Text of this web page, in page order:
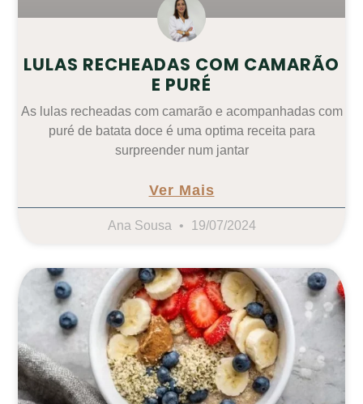
LULAS RECHEADAS COM CAMARÃO
E PURÉ
As lulas recheadas com camarão e acompanhadas com
puré de batata doce é uma optima receita para
surpreender num jantar
Ver Mais
Ana Sousa 19/07/2024